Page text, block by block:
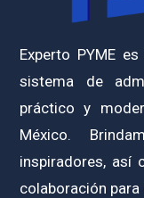
Experto PYME
sistema de
práctico y
México.
inspiradores, así
colaboración